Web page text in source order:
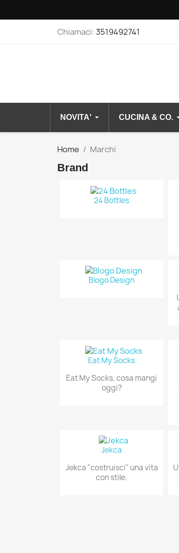
Chiamaci:3519492741
NOVITA' CUCINA & CO.
Home Marchi
Brand
24 Bottles
Blogo Design
Eat My Socks
Eat My Socks, cosa mangi
oggi?
Jekca
Jekca "costruisci" una vita
con stile.